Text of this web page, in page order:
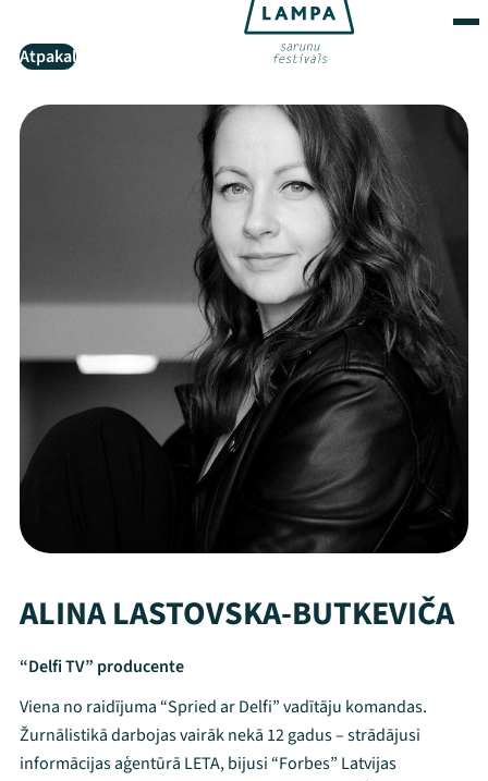
Atpakaļ
ALINA LASTOVSKA-BUTKEVIČA
“Delfi TV” producente
Viena no raidījuma “Spried ar Delfi” vadītāju komandas.
Žurnālistikā darbojas vairāk nekā 12 gadus – strādājusi
informācijas aģentūrā LETA, bijusi “Forbes” Latvijas